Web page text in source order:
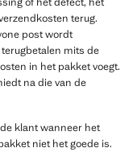
terug.
post wordt
mits de
in het pakket voegt.
na die van de
klant wanneer het
niet het goede is.